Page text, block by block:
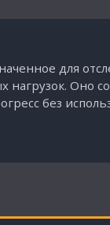
для
нагрузок. Оно
без